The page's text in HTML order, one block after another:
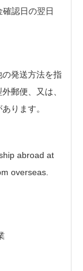
確認日の翌日
発送方法を指
郵便、又は、
ります。
abroad at
overseas.